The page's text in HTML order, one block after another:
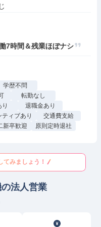
7時間＆残業ほぼナシ
学歴不問
転勤なし
退職金あり
ティブあり
交通費支給
新卒歓迎 原則定時退社
てみましょう！
法人営業